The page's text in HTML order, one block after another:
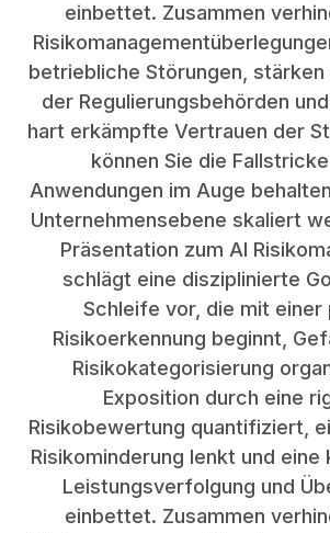
einbettet. Zusammen
betriebliche Störungen, stärken
der Regulierungsbehörden
hart erkämpfte Vertrauen der
können Sie die
Anwendungen im Auge
Unternehmensebene skaliert
Präsentation zum AI
schlägt eine disziplinierte
Schleife vor, die mit einer
Risikoerkennung beginnt,
Risikokategorisierung
Exposition durch eine
Risikobewertung quantifiziert,
Risikominderung lenkt und eine
Leistungsverfolgung und
einbettet. Zusammen